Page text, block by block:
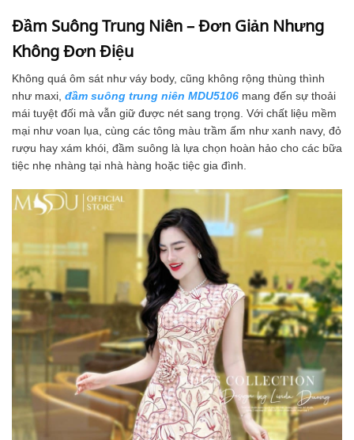
Đầm Suông Trung Niên – Đơn Giản Nhưng
Không Đơn Điệu
Không quá ôm sát như váy body, cũng không rộng thùng thình
như maxi, đầm suông trung niên MDU5106 mang đến sự thoải
mái tuyệt đối mà vẫn giữ được nét sang trọng. Với chất liệu mềm
mại như voan lụa, cùng các tông màu trầm ấm như xanh navy, đỏ
rượu hay xám khói, đầm suông là lựa chọn hoàn hảo cho các bữa
tiệc nhẹ nhàng tại nhà hàng hoặc tiệc gia đình.